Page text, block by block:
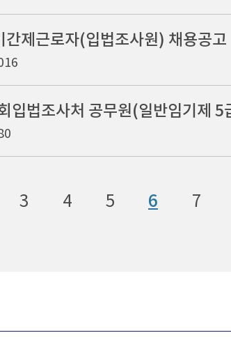
제근로자(입법조사원) 채용공고
3 4 5 6 7